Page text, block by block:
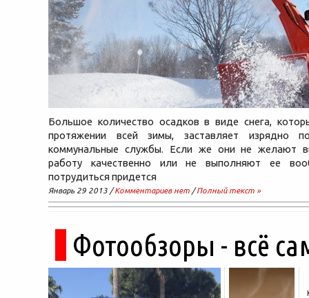
Большое количество осадков в виде снега,
протяжении всей зимы, заставляет изрядно
коммунальные службы. Если же они не желают
работу качественно или не выполняют ее
потрудиться придется
Январь 29 2013 /Комментариев нет /Полный текст »
Фотообзоры - всё